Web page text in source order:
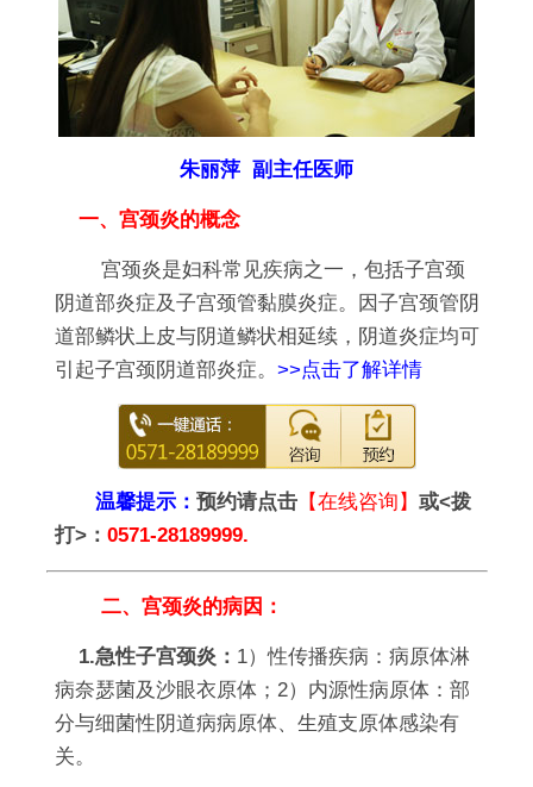
朱丽萍 副主任医师
一、宫颈炎的概念
宫颈炎是妇科常见疾病之一，包括子宫颈
阴道部炎症及子宫颈管黏膜炎症。因子宫颈管阴
道部鳞状上皮与阴道鳞状相延续，阴道炎症均可
引起子宫颈阴道部炎症。 >>点击了解详情
温馨提示： 预约请点击【在线咨询】 或<拨
打>： 0571-28189999.
二、宫颈炎的病因：
1.急性子宫颈炎： 1）性传播疾病：病原体淋
病奈瑟菌及沙眼衣原体；2）内源性病原体：部
分与细菌性阴道病病原体、生殖支原体感染有
关。